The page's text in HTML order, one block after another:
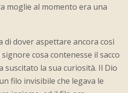
moglie al momento era una
di dover aspettare ancora così
cosa contenesse il sacco
suscitato la sua curiosità. Il Dio
filo invisibile che legava le